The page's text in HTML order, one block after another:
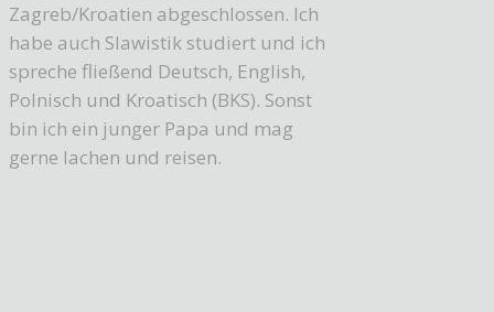
Zagreb/Kroatien abgeschlossen. Ich
habe auch Slawistik studiert und ich
spreche fließend Deutsch, English,
Polnisch und Kroatisch (BKS). Sonst
bin ich ein junger Papa und mag
gerne lachen und reisen.